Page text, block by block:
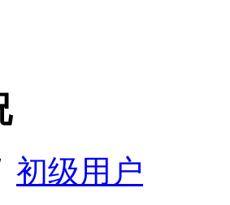
初级用户